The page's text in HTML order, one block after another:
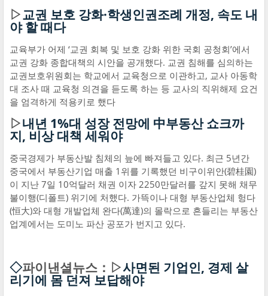
▷교권 보호 강화·학생인권조례 개정, 속도 내
야 할 때다
교육부가 어제 ‘교권 회복 및 보호 강화 위한 국회 공청회’에서
교권 강화 종합대책의 시안을 공개했다. 교권 침해를 심의하는
교권보호위원회는 학교에서 교육청으로 이관하고, 교사 아동학
대 조사 때 교육청 의견을 듣도록 하는 등 교사의 직위해제 요건
을 엄격하게 적용키로 했다
▷내년 1%대 성장 전망에 中부동산 쇼크까
지, 비상 대책 세워야
중국경제가 부동산발 침체의 늪에 빠져들고 있다. 최근 5년간
중국에서 부동산기업 매출 1위를 기록했던 비구이위안(碧桂園)
이 지난 7일 10억달러 채권 이자 2250만달러를 갚지 못해 채무
불이행(디폴트) 위기에 처했다. 가뜩이나 대형 부동산업체 헝다
(恒大)와 대형 개발업체 완다(萬達)의 몰락으로 흔들리는 부동산
업계에서는 도미노 파산 공포가 번지고 있다.
◇파이낸셜뉴스：▷사면된 기업인, 경제 살
리기에 몸 던져 보답해야